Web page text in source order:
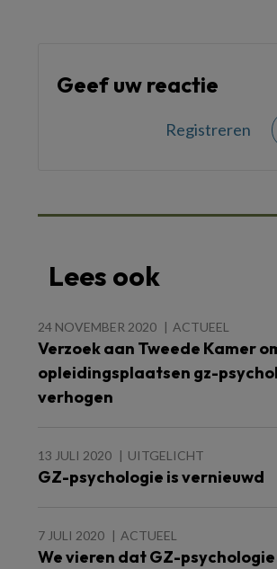
Geef uw reactie
Registreren
Lees ook
24 NOVEMBER 2020 ACTUEEL
Verzoek aan Tweede Kamer
opleidingsplaatsen gz-
verhogen
13 JULI 2020 UITGELICHT
GZ-psychologie is vernieuwd
7 JULI 2020 ACTUEEL
We vieren dat GZ-